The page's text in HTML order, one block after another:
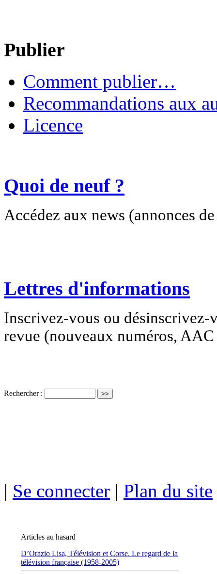
Publier
Comment publier…
Recommandations aux
Licence
Quoi de neuf ?
Accédez aux news (annonces
Lettres d'informations
Inscrivez-vous ou
revue (nouveaux numéros,
Rechercher :
| Se connecter | Plan du site
Articles au hasard
D’Orazio Lisa, Télévision et Corse. Le regard de la
télévision française (1958-2005)